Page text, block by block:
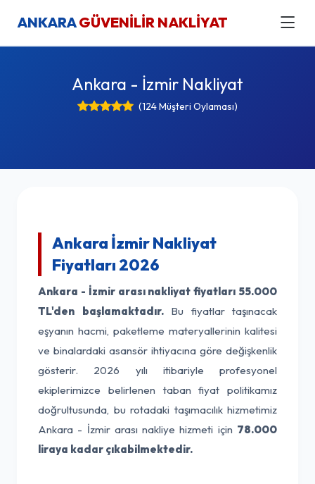
ANKARAGÜVENİLİR NAKLİYAT
Ankara - İzmir Nakliyat
(124 Müşteri Oylaması)
Ankara İzmir Nakliyat
Fiyatları 2026
Ankara - İzmir arası nakliyat fiyatları 55.000
TL'den başlamaktadır.Bu fiyatlar taşınacak
eşyanın hacmi, paketleme materyallerinin kalitesi
ve binalardaki asansör ihtiyacına göre değişkenlik
gösterir. 2026 yılı itibariyle profesyonel
ekiplerimizce belirlenen taban fiyat politikamız
doğrultusunda, bu rotadaki taşımacılık hizmetimiz
Ankara - İzmir arası nakliye hizmeti için 78.000
liraya kadar çıkabilmektedir.